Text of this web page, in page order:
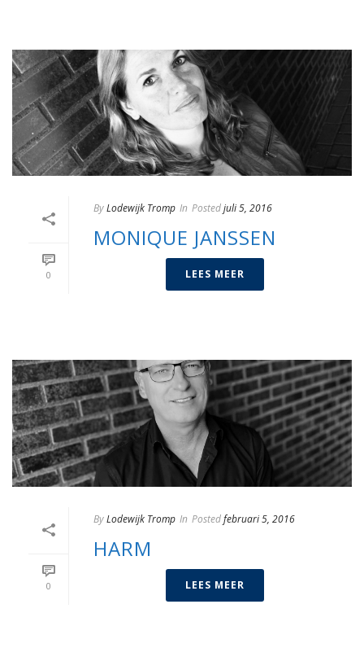
0
ByLodewijk Tromp In Postedjuli 5, 2016
MONIQUE JANSSEN
LEES MEER
0
ByLodewijk Tromp In Postedfebruari 5, 2016
HARM
LEES MEER